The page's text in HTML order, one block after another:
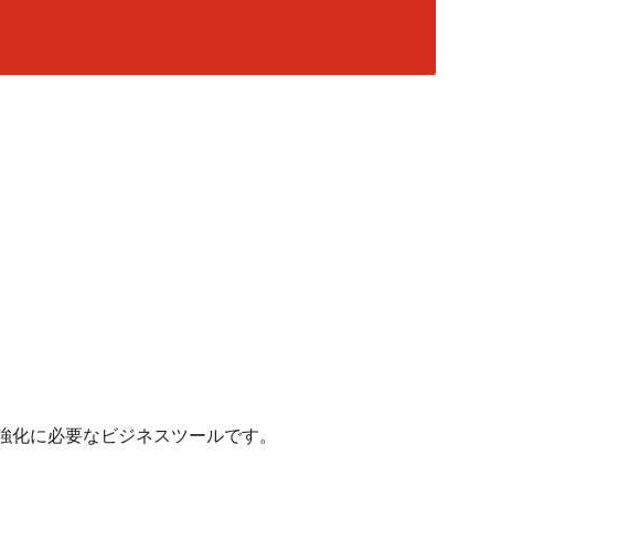
に必要なビジネスツールです。